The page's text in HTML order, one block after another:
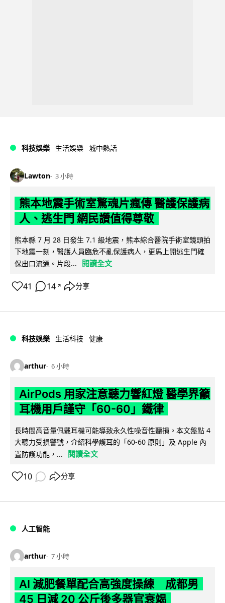
科技娛樂 生活娛樂 城中熱話
Lawton 3 小時
熊本地震手術室驚魂片瘋傳 醫護保護病
人、逃生門 網民讚值得尊敬
熊本縣 7 月 28 日發生 7.1 級地震，熊本綜合醫院手術室鏡頭拍
下地震一刻，醫護人員臨危不亂保護病人，更馬上開逃生門確
保出口流通。片段...
閱讀全文
41 14 ↗ 分享
科技娛樂 生活科技 健康
arthur 6 小時
AirPods 用家注意聽力響紅燈 醫學界籲
耳機用戶謹守「60-60」鐵律
長時間高音量佩戴耳機可能導致永久性噪音性聽損。本文盤點 4
大聽力受損警號，介紹科學護耳的「60-60 原則」及 Apple 內
置防護功能，...
閱讀全文
10 分享
人工智能
arthur 7 小時
AI 減肥餐單配合高強度操練 成都男
45 日減 20 公斤後多器官衰竭